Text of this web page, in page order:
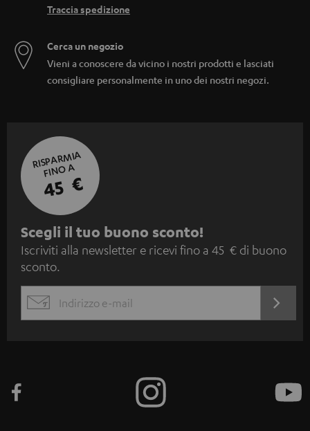
Traccia spedizione
Cerca un negozio
Vieni a conoscere da vicino i nostri prodotti e lasciati
consigliare personalmente in uno dei nostri negozi.
RISPARMIA
FINO A
45 €
I
s
c
i
n
Scegli il tuo buono sconto!
Iscriviti alla newsletter e ricevi fino a 45 € di buono
sconto.
EMAIL
ORA